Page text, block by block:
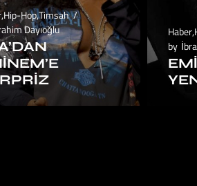
,Hip-Hop,Timsah
Dayıoğlu Haber,
by